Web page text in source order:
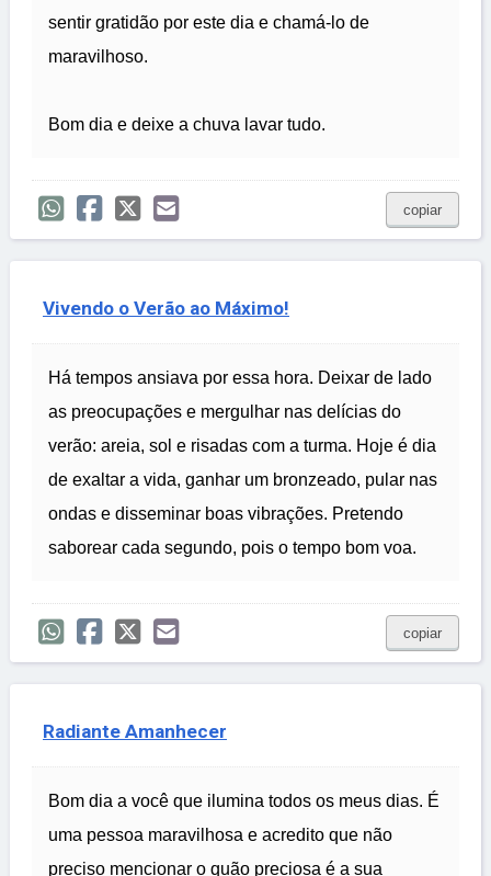
sentir gratidão por este dia e chamá-lo de
maravilhoso.
Bom dia e deixe a chuva lavar tudo.
copiar
Vivendo o Verão ao Máximo!
Há tempos ansiava por essa hora. Deixar de lado
as preocupações e mergulhar nas delícias do
verão: areia, sol e risadas com a turma. Hoje é dia
de exaltar a vida, ganhar um bronzeado, pular nas
ondas e disseminar boas vibrações. Pretendo
saborear cada segundo, pois o tempo bom voa.
copiar
Radiante Amanhecer
Bom dia a você que ilumina todos os meus dias. É
uma pessoa maravilhosa e acredito que não
preciso mencionar o quão preciosa é a sua